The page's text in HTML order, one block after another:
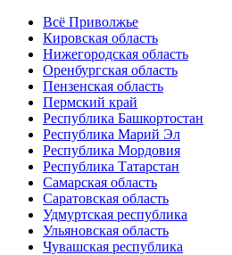
Всё Приволжье
Кировская область
Нижегородская область
Оренбургская область
Пензенская область
Пермский край
Республика Башкортостан
Республика Марий Эл
Республика Мордовия
Республика Татарстан
Самарская область
Саратовская область
Удмуртская республика
Ульяновская область
Чувашская республика